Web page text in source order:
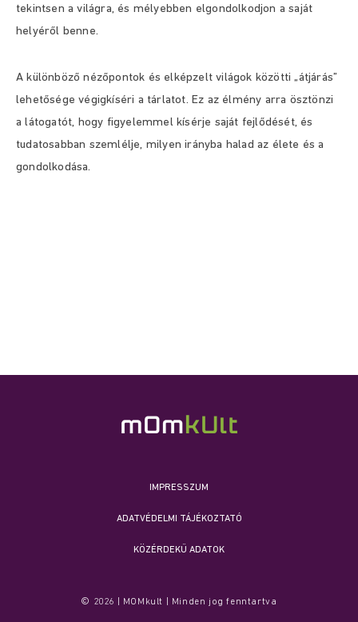
tekintsen a világra, és mélyebben elgondolkodjon a saját
helyéről benne.
A különböző nézőpontok és elképzelt világok közötti „átjárás”
lehetősége végigkíséri a tárlatot. Ez az élmény arra ösztönzi
a látogatót, hogy figyelemmel kísérje saját fejlődését, és
tudatosabban szemlélje, milyen irányba halad az élete és a
gondolkodása.
IMPRESSZUM
ADATVÉDELMI TÁJÉKOZTATÓ
KÖZÉRDEKŰ ADATOK
© 2026 | MOMkult | Minden jog fenntartva